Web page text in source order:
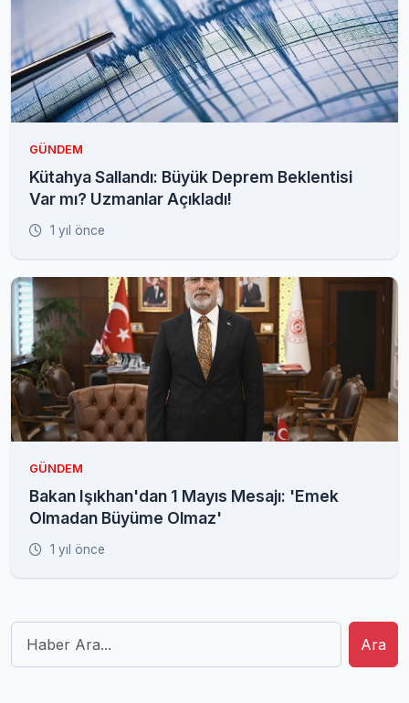
GÜNDEM
Kütahya Sallandı: Büyük Deprem Beklentisi
Var mı? Uzmanlar Açıkladı!
1 yıl önce
GÜNDEM
Bakan Işıkhan'dan 1 Mayıs Mesajı: 'Emek
Olmadan Büyüme Olmaz'
1 yıl önce
Ara